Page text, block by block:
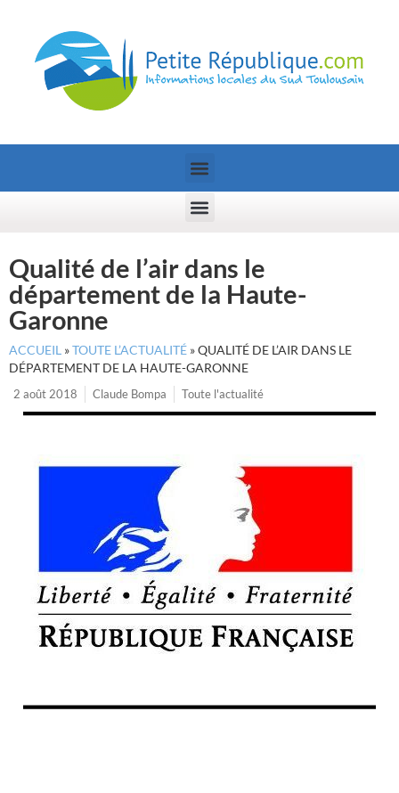
Qualité de l’air dans le
département de la Haute-
Garonne
ACCUEIL »TOUTE L’ACTUALITÉ »QUALITÉ DE L’AIR DANS LE
DÉPARTEMENT DE LA HAUTE-GARONNE
2 août 2018
Claude Bompa Toute l'actualité